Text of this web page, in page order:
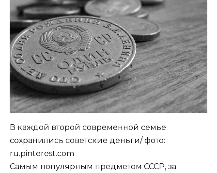
В каждой второй современной семье
сохранились советские деньги/ фото:
ru.pinterest.com
Самым популярным предметом СССР, за